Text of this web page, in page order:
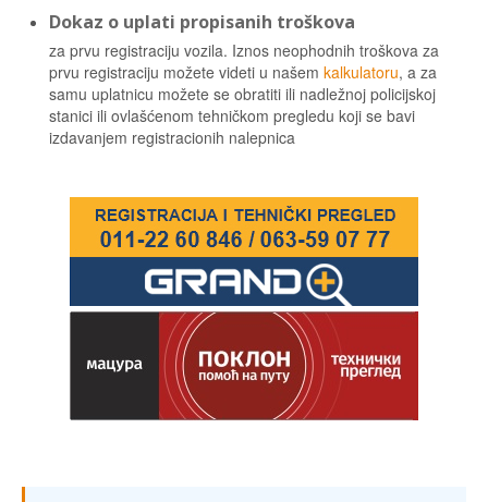
Dokaz o uplati propisanih troškova
za prvu registraciju vozila. Iznos neophodnih troškova za
prvu registraciju možete videti u našem kalkulatoru, a za
samu uplatnicu možete se obratiti ili nadležnoj policijskoj
stanici ili ovlašćenom tehničkom pregledu koji se bavi
izdavanjem registracionih nalepnica